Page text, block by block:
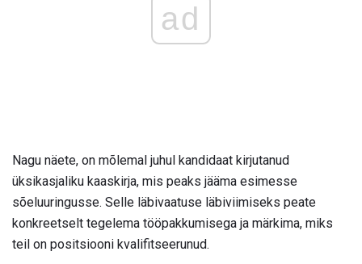
ad
Nagu näete, on mõlemal juhul kandidaat kirjutanud
üksikasjaliku kaaskirja, mis peaks jääma esimesse
sõeluuringusse. Selle läbivaatuse läbiviimiseks peate
konkreetselt tegelema tööpakkumisega ja märkima, miks
teil on positsiooni kvalifitseerunud.